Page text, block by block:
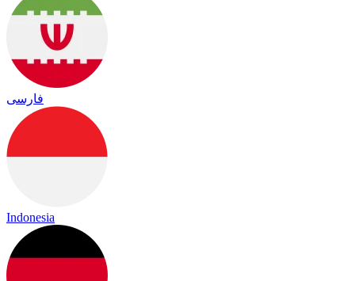
فارسی
Indonesia